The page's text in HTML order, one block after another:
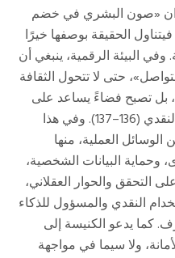
«صون البشري في خضم
الحقيقة بوصفها خيرًا
البيئة الرقمية، ينبغي أن
حتى لا تتحول الثقافة
بل تصبح فضاءً يساعد على
نمو الحرية الداخلية وتنمية الفكر النقدي (136–137). وفي هذا
الوسائل العملية، منها
وحماية البيانات الشخصية،
التحقق والحوار العقلاني،
النقدي والمسؤول للذكاء
كما يدعو الكنيسة إلى
ولا سيما في مواجهة